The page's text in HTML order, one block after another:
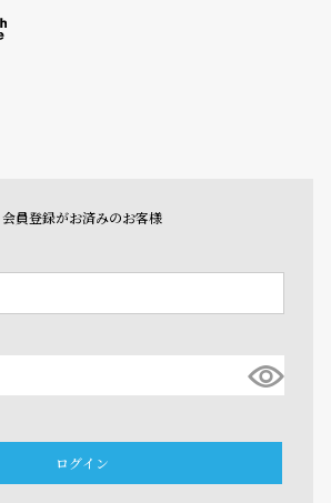
会員登録がお済みのお客様
ログイン